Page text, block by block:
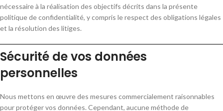
nécessaire à la réalisation des objectifs décrits dans la présente
politique de confidentialité, y compris le respect des obligations légales
et la résolution des litiges.
Sécurité de vos données
personnelles
Nous mettons en œuvre des mesures commercialement raisonnables
pour protéger vos données. Cependant, aucune méthode de